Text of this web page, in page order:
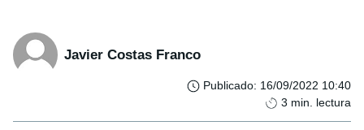
Javier Costas Franco
Publicado: 16/09/2022 10:40
3 min. lectura